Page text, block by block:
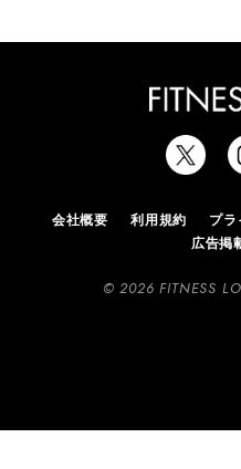
会社概要 利用規約 プラ
広告掲
© 2026 FITNESS